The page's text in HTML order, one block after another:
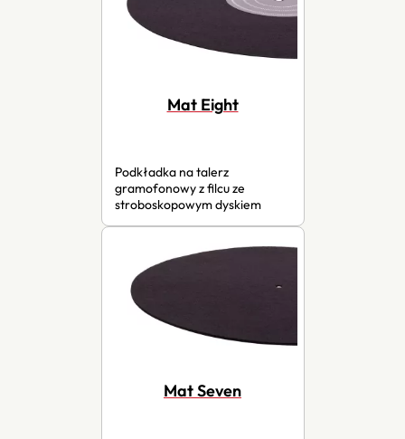
Mat Eight
Podkładka na talerz
gramofonowy z filcu ze
stroboskopowym dyskiem
Mat Seven